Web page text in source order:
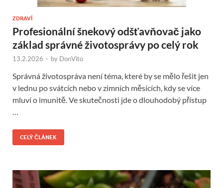
ZDRAVÍ
Profesionální šnekový odšťavňovač jako
základ správné životosprávy po celý rok
13.2.2026 - by DonVito
Správná životospráva není téma, které by se mělo řešit jen
v lednu po svátcích nebo v zimních měsících, kdy se více
mluví o imunitě. Ve skutečnosti jde o dlouhodobý přístup
…
CELÝ ČLÁNEK